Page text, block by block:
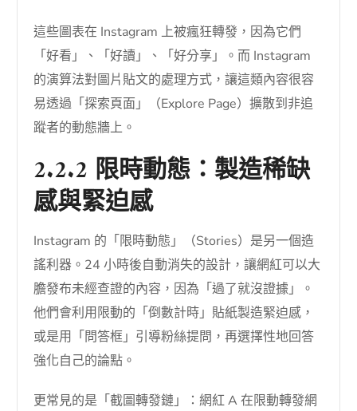
這些圖表在 Instagram 上被瘋狂轉發，因為它們
「好看」、「好讀」、「好分享」。而 Instagram
的演算法對圖片貼文的處理方式，讓這類內容很容
易透過「探索頁面」（Explore Page）擴散到非追
蹤者的動態牆上。
2.2.2 限時動態：製造稀缺
感與緊迫感
Instagram 的「限時動態」（Stories）是另一個造
謠利器。24 小時後自動消失的設計，讓網紅可以大
膽發布未經查證的內容，因為「過了就沒證據」。
他們會利用限動的「倒數計時」貼紙製造緊迫感，
或是用「問答框」引導粉絲提問，再選擇性地回答
強化自己的論點。
更常見的是「截圖轉發鏈」：網紅 A 在限動轉發網